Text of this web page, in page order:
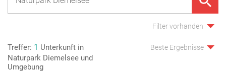
Filter vorhanden
Treffer: 1 Unterkunft in
Naturpark Diemelsee und
Umgebung
Beste Ergebnisse